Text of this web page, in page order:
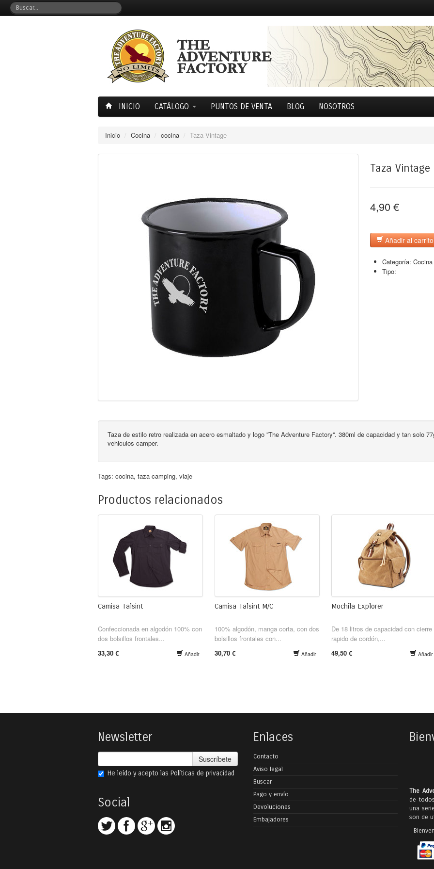
INICIO CATÁLOGO PUNTOS DE VENTA BLOG NOSOTROS
Inicio / Cocina / cocina / Taza Vintage
Taza Vintage
4,90 €
Añadir al carrito
Categoría:Cocina
Tipo:
Taza de estilo retro realizada en acero esmaltado y logo ''The Adventure Factory''. 380ml de capacidad y tan solo
vehiculos camper.
Tags: cocina, taza camping, viaje
Productos relacionados
Camisa Talsint
Confeccionada en algodón 100% con
dos bolsillos frontales...
33,30 €
Añadir
Camisa Talsint M/C
100% algodón, manga corta, con dos
bolsillos frontales con...
30,70 €
Añadir
Mochila Explorer
De 18 litros de capacidad con cierre
rapido de cordón,...
49,50 €
Añadir
Newsletter
Suscríbete
He leído y acepto las Políticas de privacidad
Social
Enlaces
Contacto
Aviso legal
Buscar
Pago y envío
Devoluciones
Embajadores
The
de
una
son de